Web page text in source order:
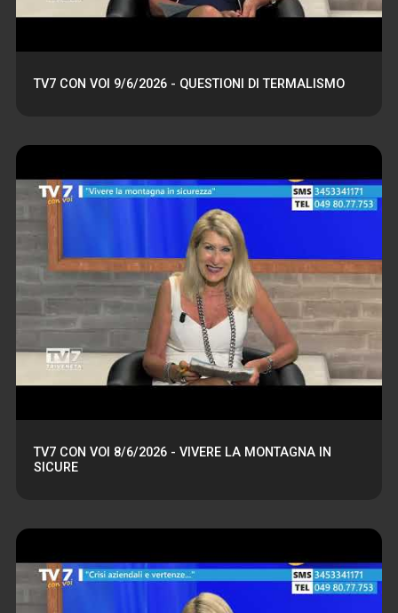
TV7 CON VOI 9/6/2026 - QUESTIONI DI TERMALISMO
TV7 CON VOI 8/6/2026 - VIVERE LA MONTAGNA IN
SICURE